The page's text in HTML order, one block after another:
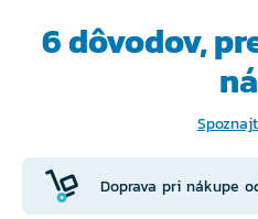
6 dôvodov,
Doprava pri nákupe